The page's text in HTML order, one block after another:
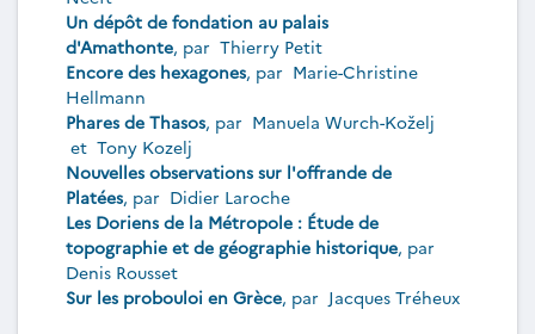
Un dépôt de fondation au palais
d'Amathonte, par Thierry Petit
Encore des hexagones, par Marie-Christine
Hellmann
Phares de Thasos, par Manuela Wurch-Koželj
et Tony Kozelj
Nouvelles observations sur l'offrande de
Platées, par Didier Laroche
Les Doriens de la Métropole : Étude de
topographie et de géographie historique, par
Denis Rousset
Sur les probouloi en Grèce, par Jacques Tréheux